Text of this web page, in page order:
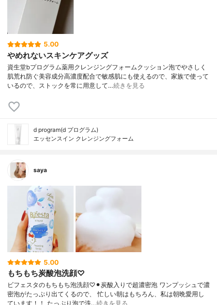
5.00
やめれないスキンケアグッズ
資生堂bプログラム薬用クレンジングフォームクッション泡でやさしく
肌荒れ防ぐ美容成分高濃度配合で敏感肌にも使えるので、家族で使って
いるので、ストックを常に用意して…続きを見る
d program(d プログラム)
エッセンスイン クレンジングフォーム
saya
5.00
もちもち炭酸泡洗顔♡
ビフェスタのもちもち泡洗顔♡⚫︎炭酸入りで超濃密泡 ワンプッシュで濃
密泡がたっぷり出てくるので、 忙しい朝はもちろん、私は朝晩愛用し
ています！！ たっぷり泡で洗…続きを見る